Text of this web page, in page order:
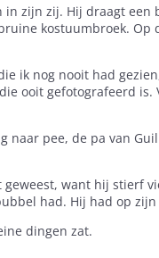
zijn zij. Hij draagt een
kostuumbroek. Op
ik nog nooit had
ooit gefotografeerd
naar pee, de pa van
want hij stierf
had. Hij had op zijn
dingen zat.